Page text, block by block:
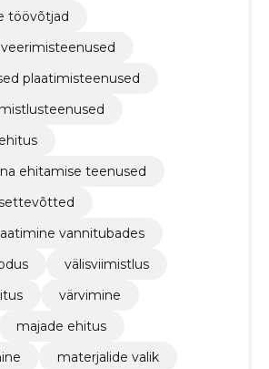
töövõtjad
plaatimisteenused
ehitamise teenused
vannitubades
välisviimistlus
värvimine
majade ehitus
materjalide valik